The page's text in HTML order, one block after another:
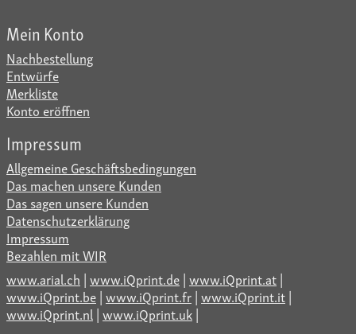
Mein Konto
Nachbestellung
Entwürfe
Merkliste
Konto eröffnen
Impressum
Allgemeine Geschäftsbedingungen
Das machen unsere Kunden
Das sagen unsere Kunden
Datenschutzerklärung
Impressum
Bezahlen mit WIR
www.arial.ch |www.iQprint.de|www.iQprint.at|
www.iQprint.be|www.iQprint.fr|www.iQprint.it|
www.iQprint.nl|www.iQprint.uk|